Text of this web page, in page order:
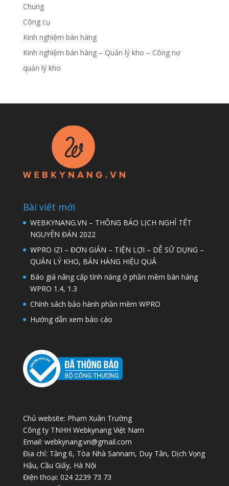
Chung
Công cụ
Kinh nghiệm bán hàng
Kinh nghiệm bán hàng – Quản lý kho – Công nợ
quản lý kho
Bài viết mới
WEBKYNANG.VN – THÔNG BÁO LỊCH NGHỈ TẾT
NGUYÊN ĐÁN 2022
WPRO IZI – ĐƠN GIẢN – TIỆN LỢI – DỄ SỬ DỤNG –
QUẢN LÝ KHO, BÁN HÀNG HIỆU QUẢ
Báo giá nâng cấp tính năng ở phần mềm bán hàng
WPRO 1.4, 1.3
Chính sách bảo hành phần mềm WPRO
Hướng dẫn xem báo cáo
Chủ website: Phạm Xuân Trường
Công ty TNHH Webkynang Việt Nam
Email: webkynang.vn@gmail.com
Địa chỉ: Tầng 6, Tòa Nhà Sannam, Duy Tân, Dịch Vọng
Hậu, Cầu Giấy, Hà Nội
Điện thoại: 024 2239 73 73